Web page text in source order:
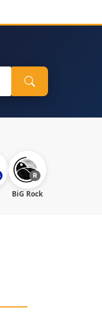
BiG Rock